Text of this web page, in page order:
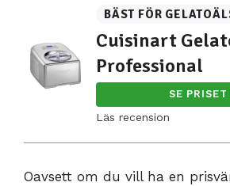
BÄST FÖR
Cuisinart
Professional
SE PRISET
Läs recension
Oavsett om du vill ha en